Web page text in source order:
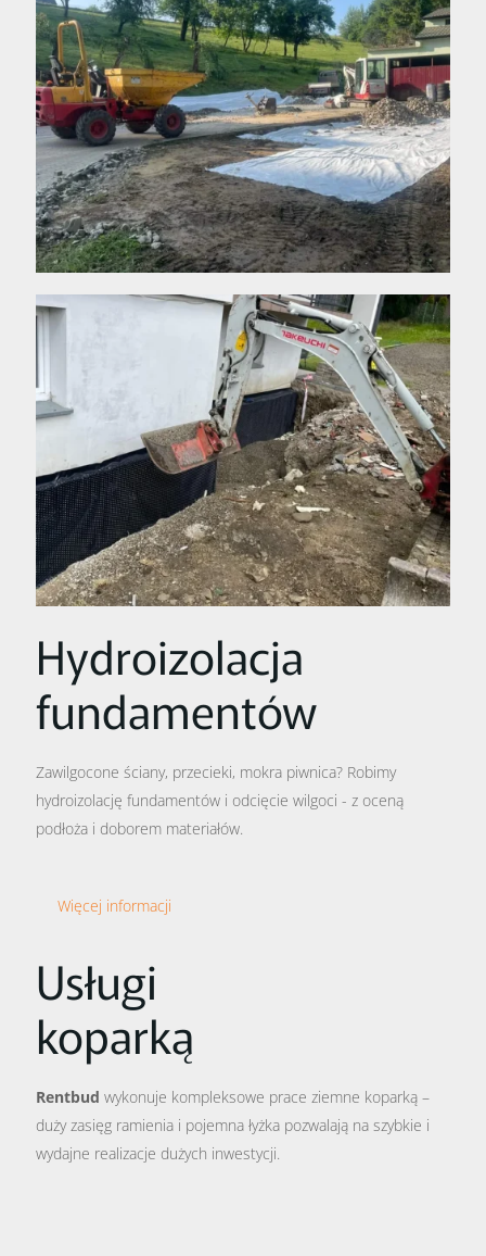
Hydroizolacja
fundamentów
Zawilgocone ściany, przecieki, mokra piwnica? Robimy
hydroizolację fundamentów i odcięcie wilgoci - z oceną
podłoża i doborem materiałów.
Więcej informacji
Usługi
koparką
Rentbud wykonuje kompleksowe prace ziemne koparką –
duży zasięg ramienia i pojemna łyżka pozwalają na szybkie i
wydajne realizacje dużych inwestycji.